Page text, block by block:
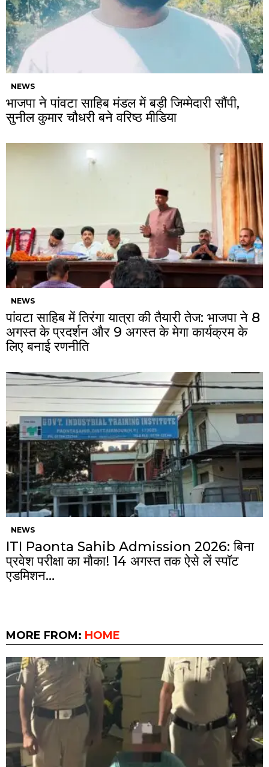
NEWS
भाजपा ने पांवटा साहिब मंडल में बड़ी जिम्मेदारी सौंपी,
सुनील कुमार चौधरी बने वरिष्ठ मीडिया
NEWS
पांवटा साहिब में तिरंगा यात्रा की तैयारी तेज: भाजपा ने 8
अगस्त के प्रदर्शन और 9 अगस्त के मेगा कार्यक्रम के
लिए बनाई रणनीति
NEWS
ITI Paonta Sahib Admission 2026: बिना
प्रवेश परीक्षा का मौका! 14 अगस्त तक ऐसे लें स्पॉट
एडमिशन…
MORE FROM: HOME